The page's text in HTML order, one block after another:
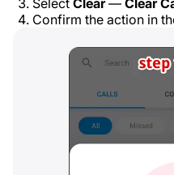
Confirm the action in